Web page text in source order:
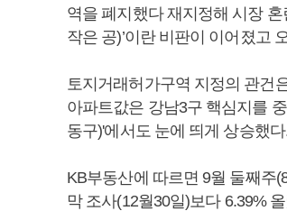
역을 폐지했다 재지정해 시장
작은 공)’이란 비판이 이어졌고
토지거래허가구역 지정의 관건
아파트값은 강남3구 핵심지를
동구)'에서도 눈에 띄게 상승했
KB부동산에 따르면 9월 둘째주
막 조사(12월30일)보다 6.39%